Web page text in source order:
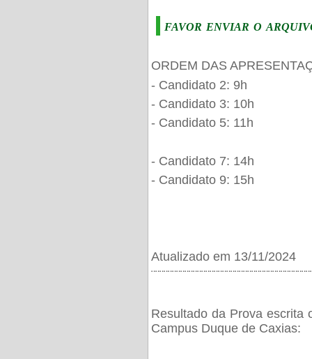
favor enviar o
ORDEM DAS
- Candidato 2: 9h
- Candidato 3: 10h
- Candidato 5: 11h
- Candidato 7: 14h
- Candidato 9: 15h
Atualizado em 13/11/2024
Resultado da Prova escrita
Campus Duque de Caxias: